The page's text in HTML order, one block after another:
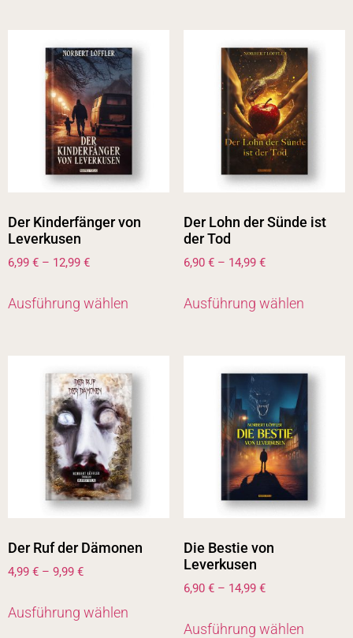
Der Kinderfänger von
Leverkusen
6,99 € – 12,99 €
Ausführung wählen
Der Lohn der Sünde ist
der Tod
6,90 € – 14,99 €
Ausführung wählen
Der Ruf der Dämonen
4,99 € – 9,99 €
Ausführung wählen
Die Bestie von
Leverkusen
6,90 € – 14,99 €
Ausführung wählen